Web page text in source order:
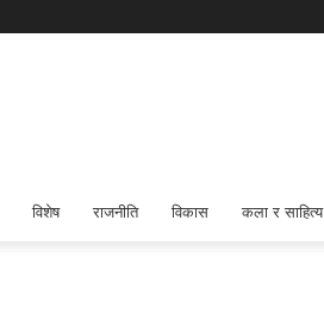
विशेष राजनीति विकास कला र साहित्य